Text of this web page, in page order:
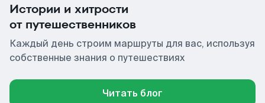
Истории и хитрости
от путешественников
Каждый день строим маршруты для вас, используя
собственные знания о путешествиях
Читать блог